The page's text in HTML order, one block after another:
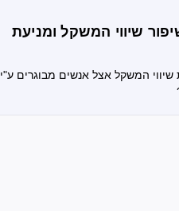
שיווי המשקל ומניעת
שיווי המשקל אצל אנשים מבוגרים ע"י